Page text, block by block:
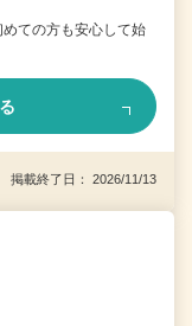
ての方も安心して始
載終了日： 2026/11/13